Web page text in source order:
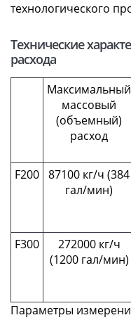
технологического
Технические
расхода
Максимальный
массовый
(объемный)
расход
F200 87100 кг/ч (384
гал/мин)
F300
272000 кг/ч
(1200 гал/мин)
Параметры